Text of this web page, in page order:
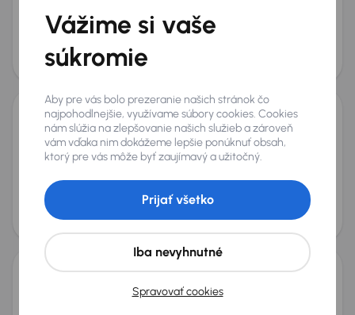
El.okna
od 17 €
Seat Leon
2023172 487 kmAutomatDiesel2.0 TDI110 kW
Servisná knižka 2.0 TDI Automat
Serv.kniha
+6 ďalších
Mesačná splátka
od 44 €
Akciová cena na úver
12 900 €
Vážime si vaše
súkromie
Aby pre vás bolo prezeranie našich stránok čo
najpohodlnejšie, využívame súbory cookies. Cookies
nám slúžia na zlepšovanie našich služieb a zároveň
vám vďaka nim dokážeme lepšie ponúknuť obsah,
ktorý pre vás môže byť zaujímavý a užitočný.
Spravovať cookies
Iba nevyhnutné
Prijať všetko